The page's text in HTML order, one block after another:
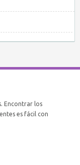
Encontrar los
es fácil con